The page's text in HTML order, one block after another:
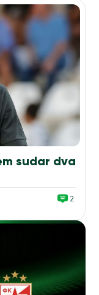
sudar dva
2